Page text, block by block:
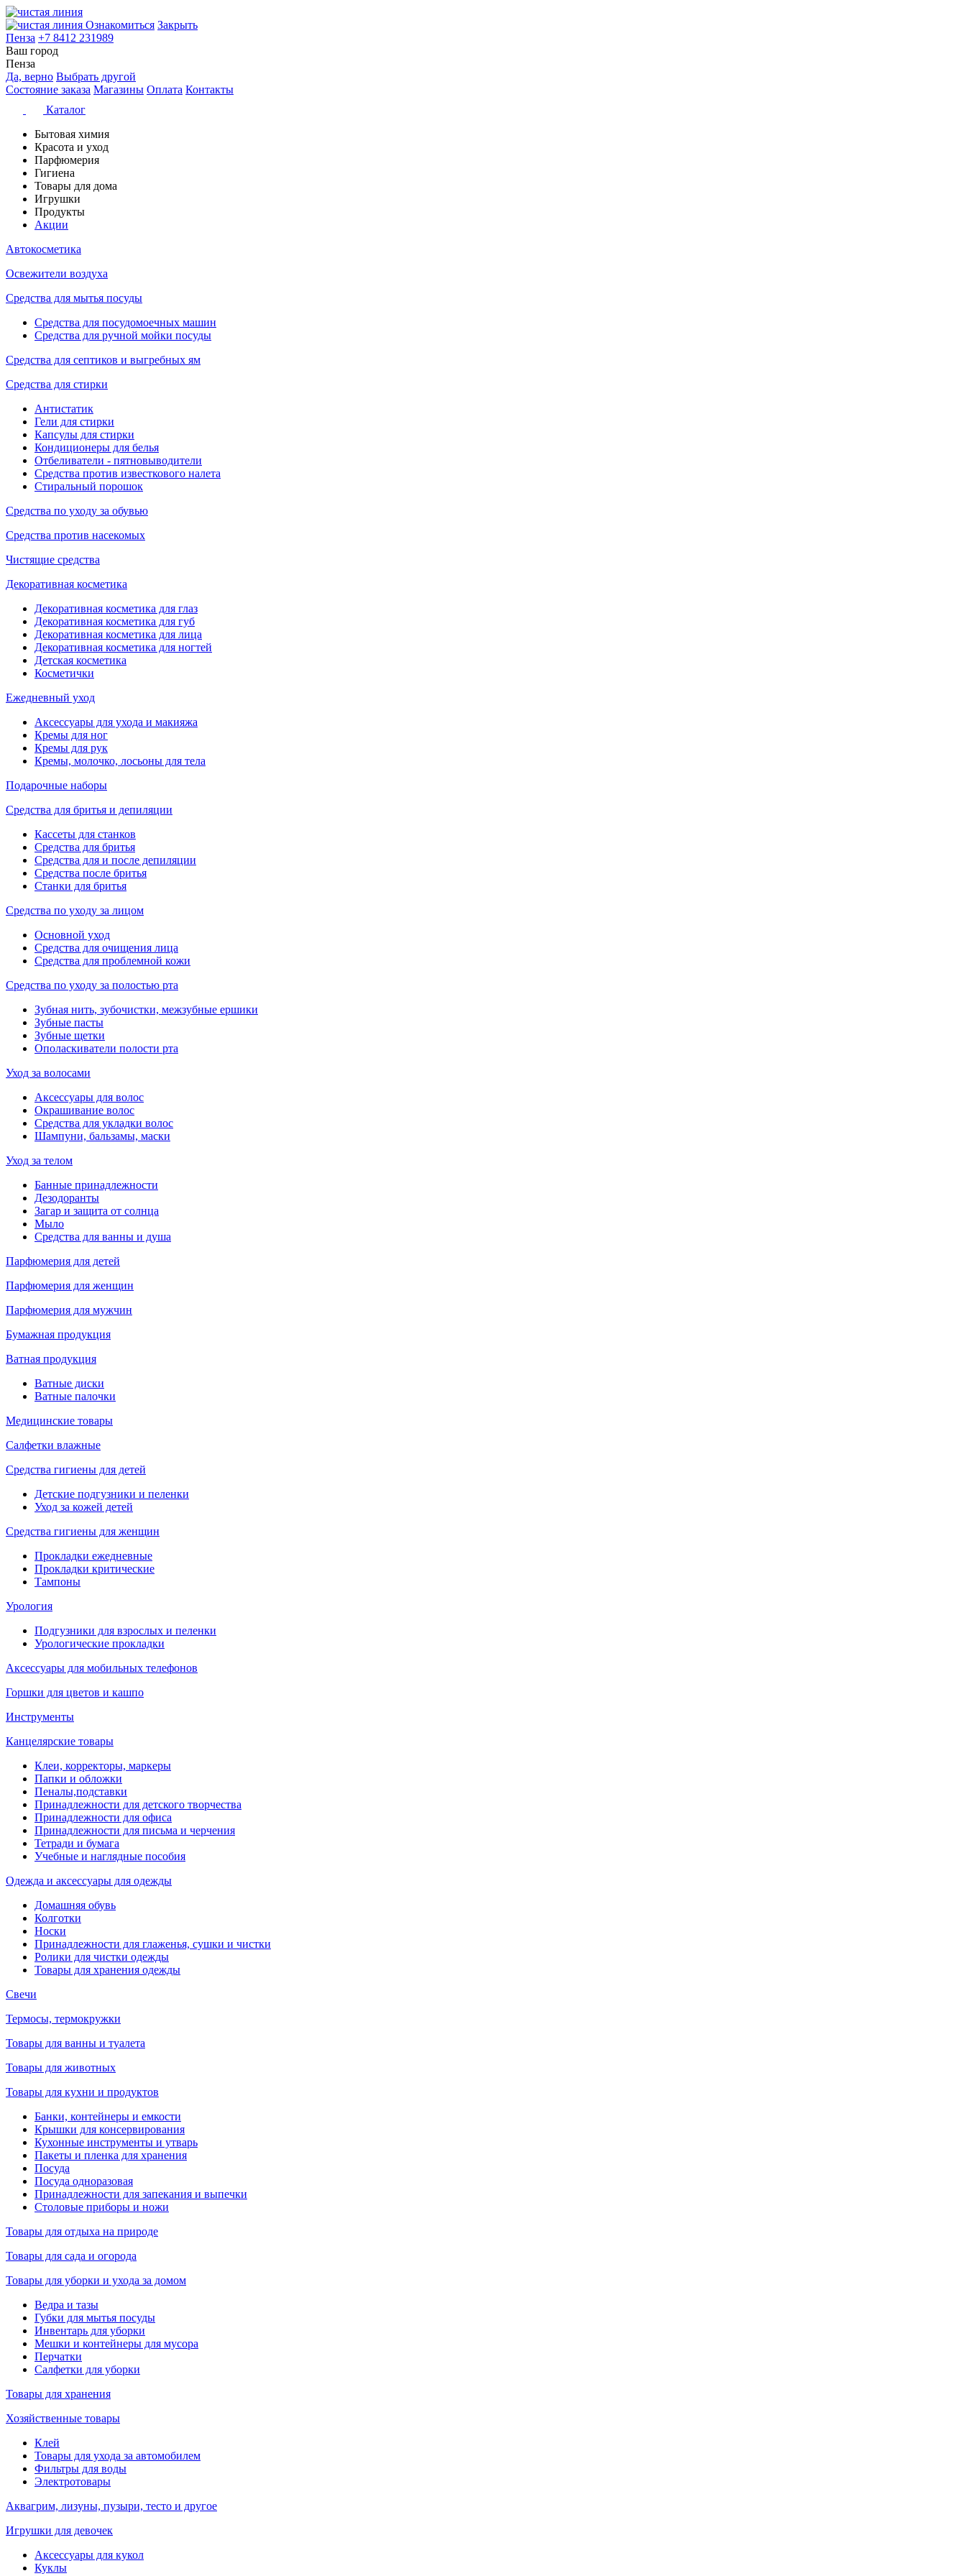
Ознакомиться Закрыть
Пенза +7 8412 231989
Ваш город
Пенза
Да, верно Выбрать другой
Состояние заказа Магазины Оплата Контакты
Каталог
Бытовая химия
Красота и уход
Парфюмерия
Гигиена
Товары для дома
Игрушки
Продукты
Акции
Автокосметика
Освежители воздуха
Средства для мытья посуды
Средства для посудомоечных машин
Средства для ручной мойки посуды
Средства для септиков и выгребных ям
Средства для стирки
Антистатик
Гели для стирки
Капсулы для стирки
Кондиционеры для белья
Отбеливатели - пятновыводители
Средства против известкового налета
Стиральный порошок
Средства по уходу за обувью
Средства против насекомых
Чистящие средства
Декоративная косметика
Декоративная косметика для глаз
Декоративная косметика для губ
Декоративная косметика для лица
Декоративная косметика для ногтей
Детская косметика
Косметички
Ежедневный уход
Аксессуары для ухода и макияжа
Кремы для ног
Кремы для рук
Кремы, молочко, лосьоны для тела
Подарочные наборы
Средства для бритья и депиляции
Кассеты для станков
Средства для бритья
Средства для и после депиляции
Средства после бритья
Станки для бритья
Средства по уходу за лицом
Основной уход
Средства для очищения лица
Средства для проблемной кожи
Средства по уходу за полостью рта
Зубная нить, зубочистки, межзубные ершики
Зубные пасты
Зубные щетки
Ополаскиватели полости рта
Уход за волосами
Аксессуары для волос
Окрашивание волос
Средства для укладки волос
Шампуни, бальзамы, маски
Уход за телом
Банные принадлежности
Дезодоранты
Загар и защита от солнца
Мыло
Средства для ванны и душа
Парфюмерия для детей
Парфюмерия для женщин
Парфюмерия для мужчин
Бумажная продукция
Ватная продукция
Ватные диски
Ватные палочки
Медицинские товары
Салфетки влажные
Средства гигиены для детей
Детские подгузники и пеленки
Уход за кожей детей
Средства гигиены для женщин
Прокладки ежедневные
Прокладки критические
Тампоны
Урология
Подгузники для взрослых и пеленки
Урологические прокладки
Аксессуары для мобильных телефонов
Горшки для цветов и кашпо
Инструменты
Канцелярские товары
Клеи, корректоры, маркеры
Папки и обложки
Пеналы,подставки
Принадлежности для детского творчества
Принадлежности для офиса
Принадлежности для письма и черчения
Тетради и бумага
Учебные и наглядные пособия
Одежда и аксессуары для одежды
Домашняя обувь
Колготки
Носки
Принадлежности для глаженья, сушки и чистки
Ролики для чистки одежды
Товары для хранения одежды
Свечи
Термосы, термокружки
Товары для ванны и туалета
Товары для животных
Товары для кухни и продуктов
Банки, контейнеры и емкости
Крышки для консервирования
Кухонные инструменты и утварь
Пакеты и пленка для хранения
Посуда
Посуда одноразовая
Принадлежности для запекания и выпечки
Столовые приборы и ножи
Товары для отдыха на природе
Товары для сада и огорода
Товары для уборки и ухода за домом
Ведра и тазы
Губки для мытья посуды
Инвентарь для уборки
Мешки и контейнеры для мусора
Перчатки
Салфетки для уборки
Товары для хранения
Хозяйственные товары
Клей
Товары для ухода за автомобилем
Фильтры для воды
Электротовары
Аквагрим, лизуны, пузыри, тесто и другое
Игрушки для девочек
Аксессуары для кукол
Куклы